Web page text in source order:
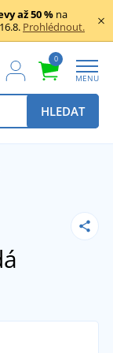
až 50 % na
Prohlédnout.
0
MENU
HLEDAT